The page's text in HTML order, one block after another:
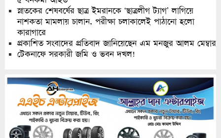
স্নাতকের শেষবর্ষের ছাত্র ইমরানকে ‘ছাত্রলীগ ট্যাগ’ লাগিয়ে
নাশকতা মামলায় চালান, পরীক্ষা চলাকালেই পাঠানো হলো
কারাগারে
প্রকাশিত সংবাদের প্রতিবাদ জানিয়েছেন এম মনজুর আলম মেম্বার
টেকনাফে সরকারী জমি ও ভবন দখল!